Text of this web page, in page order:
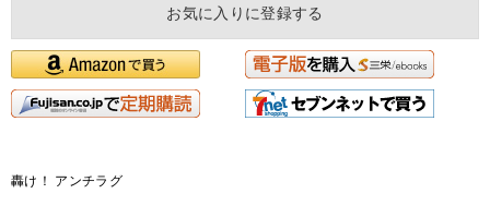
お気に入りに登録する
轟け！ アンチラグ